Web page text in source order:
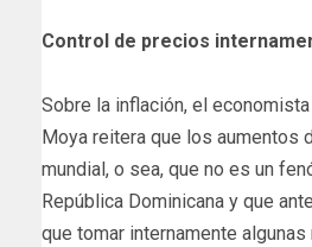
Control de precios
Sobre la inflación, el
Moya reitera que los aumentos
mundial, o sea, que no es un
República Dominicana y que
que tomar internamente